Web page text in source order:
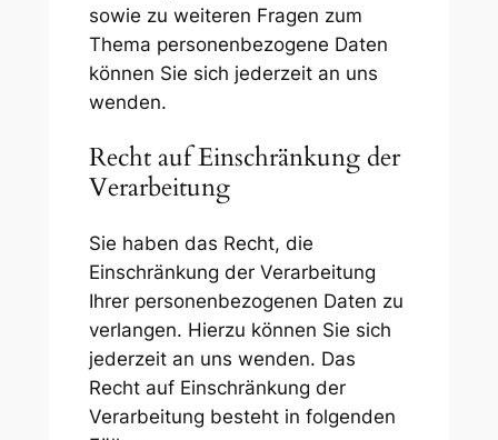
sowie zu weiteren Fragen zum
Thema personenbezogene Daten
können Sie sich jederzeit an uns
wenden.
Recht auf Einschränkung der
Verarbeitung
Sie haben das Recht, die
Einschränkung der Verarbeitung
Ihrer personenbezogenen Daten zu
verlangen. Hierzu können Sie sich
jederzeit an uns wenden. Das
Recht auf Einschränkung der
Verarbeitung besteht in folgenden